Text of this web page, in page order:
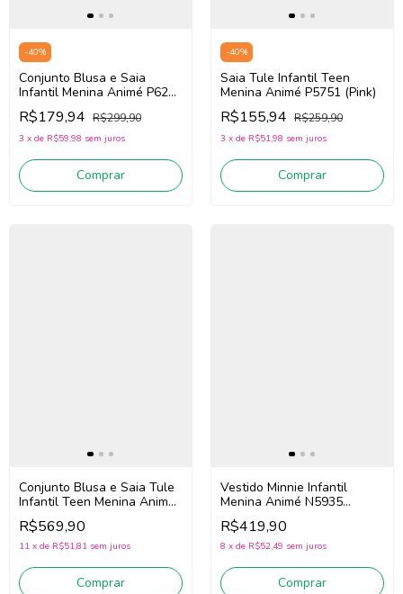
-40%
Conjunto Blusa e Saia
Infantil Menina Animé P6270
(Off White/Rosa)
R$179,94 R$299,90
3 x de R$59,98 sem juros
Comprar
-40%
Saia Tule Infantil Teen
Menina Animé P5751 (Pink)
R$155,94 R$259,90
3 x de R$51,98 sem juros
Comprar
Conjunto Blusa e Saia Tule
Infantil Teen Menina Animé
N6400 (Off White/Azul)
R$569,90
11 x de R$51,81 sem juros
Comprar
Vestido Minnie Infantil
Menina Animé N5935
(Roxo/Verde)
R$419,90
8 x de R$52,49 sem juros
Comprar